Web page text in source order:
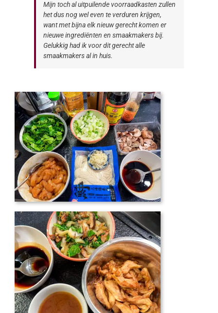
Mijn toch al uitpuilende voorraadkasten zullen
het dus nog wel even te verduren krijgen,
want met bijna elk nieuw gerecht komen er
nieuwe ingrediënten en smaakmakers bij.
Gelukkig had ik voor dit gerecht alle
smaakmakers al in huis.